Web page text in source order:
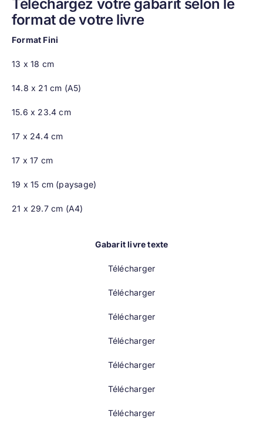
Téléchargez votre gabarit selon le
format de votre livre
Format Fini
13 x 18 cm
14.8 x 21 cm (A5)
15.6 x 23.4 cm
17 x 24.4 cm
17 x 17 cm
19 x 15 cm (paysage)
21 x 29.7 cm (A4)
Gabarit livre texte
Télécharger
Télécharger
Télécharger
Télécharger
Télécharger
Télécharger
Télécharger